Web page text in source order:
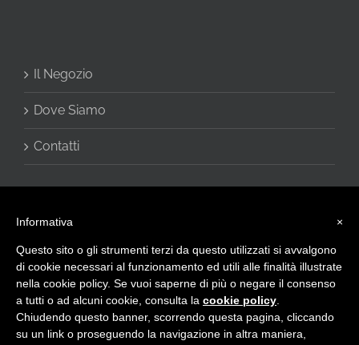
Il Negozio
Dove Siamo
Contatti
© 2016 - CHARME di Vivani Cinzia - Via Giulietti, 2 60020 Sirolo (AN) -
Privacy Policy-info@intimocharme.it- +39.0719332133 -
+39.3332599143 - P.I. IT02423120423
×
Informativa
Questo sito o gli strumenti terzi da questo utilizzati si avvalgono
di cookie necessari al funzionamento ed utili alle finalità illustrate
nella cookie policy. Se vuoi saperne di più o negare il consenso
a tutti o ad alcuni cookie, consulta la cookie policy
Chiudendo questo banner, scorrendo questa pagina, cliccando
su un link o proseguendo la navigazione in altra maniera,